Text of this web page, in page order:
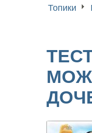
Топики